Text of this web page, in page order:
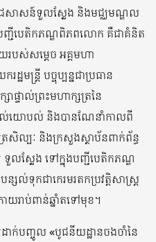
ជសាសន៍ទួលស្លែង និងមជ្ឈមណ្ឌល
ជីបេតិកភណ្ឌពិភពលោក គឺជាគំនិត
យរបស់សម្តេច អគ្គមហា
មន្ត្រី បច្ចុប្បន្នជាប្រធាន
ាផ្ទាល់ព្រះមហាក្សត្រនៃ
តល់យោបល់ និងបានណែនាំកាលពី
សិល្បៈ និងក្រសួងស្ថាប័នពាក់ព័ន្ធ
ទួលស្លែង ទៅក្នុងបញ្ជីបេតិកភណ្ឌ
ល់ទុកជាកេរមរតកប្រវត្តិសាស្ត្រ
យរាប់ពាន់ឆ្នាំតទៅមុខ។
ដាក់បញ្ចូល «បូជនីយដ្ឋានចងចាំនៃ